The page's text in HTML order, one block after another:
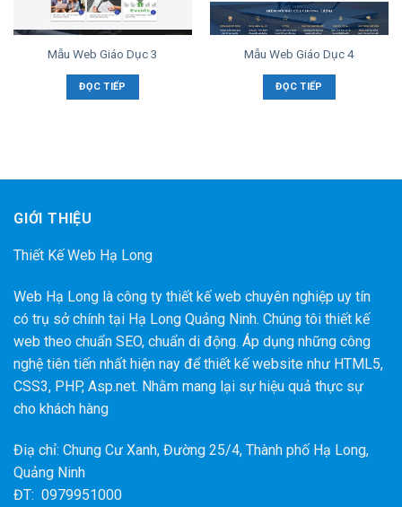
Mẫu Web Giáo Dục 3
ĐỌC TIẾP
Mẫu Web Giáo Dục 4
ĐỌC TIẾP
GIỚI THIỆU
Thiết Kế Web Hạ Long
Web Hạ Long là công ty thiết kế web chuyên nghiệp uy tín
có trụ sở chính tại Hạ Long Quảng Ninh. Chúng tôi thiết kế
web theo chuẩn SEO, chuẩn di động. Áp dụng những công
nghệ tiên tiến nhất hiện nay để thiết kế website như HTML5,
CSS3, PHP, Asp.net. Nhằm mang lại sự hiệu quả thực sự
cho khách hàng
Điạ chỉ: Chung Cư Xanh, Đường 25/4, Thành phố Hạ Long,
Quảng Ninh
ĐT: 0979951000